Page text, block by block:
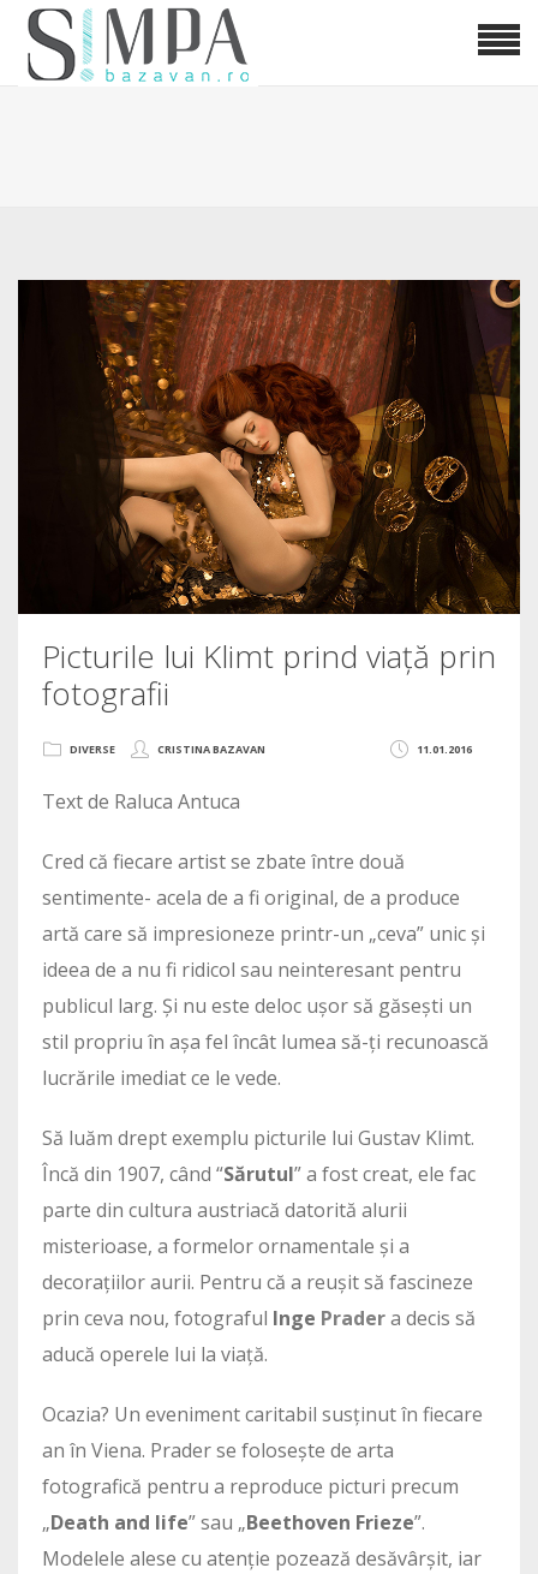
Picturile lui Klimt prind viață prin
fotografii
11.01.2016
DIVERSE CRISTINA BAZAVAN
Text de Raluca Antuca
Cred că fiecare artist se zbate între două
sentimente- acela de a fi original, de a produce
artă care să impresioneze printr-un „ceva” unic și
ideea de a nu fi ridicol sau neinteresant pentru
publicul larg. Și nu este deloc ușor să găsești un
stil propriu în așa fel încât lumea să-ți recunoască
lucrările imediat ce le vede.
Să luăm drept exemplu picturile lui Gustav Klimt.
Încă din 1907, când “Sărutul” a fost creat, ele fac
parte din cultura austriacă datorită alurii
misterioase, a formelor ornamentale și a
decorațiilor aurii. Pentru că a reușit să fascineze
prin ceva nou, fotograful Inge Pradera decis să
aducă operele lui la viață.
Ocazia? Un eveniment caritabil susținut în fiecare
an în Viena. Prader se folosește de arta
fotografică pentru a reproduce picturi precum
„Death and life” sau „Beethoven Frieze”.
Modelele alese cu atenție pozează desăvârșit, iar